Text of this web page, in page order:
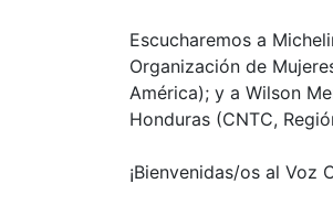
Escucharemos a
Organización de
América); y a Wilson
Honduras (CNTC,
¡Bienvenidas/os al Voz